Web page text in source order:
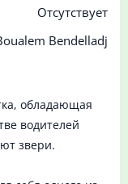
Отсутствует
Bendelladj
обладающая
водителей
звери.